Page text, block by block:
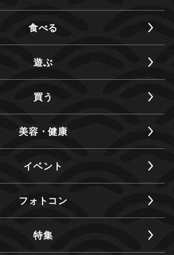
食べる
遊ぶ
買う
美容・健康
イベント
フォトコン
特集